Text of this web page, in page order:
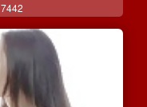
7442 צפיות